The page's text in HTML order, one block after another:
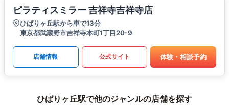
ピラティスミラー 吉祥寺吉祥寺店
ひばりヶ丘駅から車で13分
東京都武蔵野市吉祥寺本町1丁目20-9
店舗情報 公式サイト 体験・相談予約
ひばりヶ丘駅で他のジャンルの店舗を探す